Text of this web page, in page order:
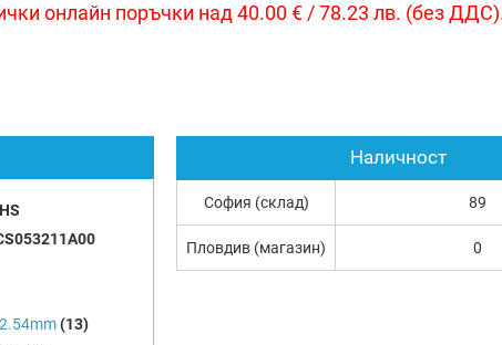
онлайн поръчки над 40.00 € / 78.23 лв. (без
(13)
Наличност
София (склад) 89
Пловдив (магазин) 0